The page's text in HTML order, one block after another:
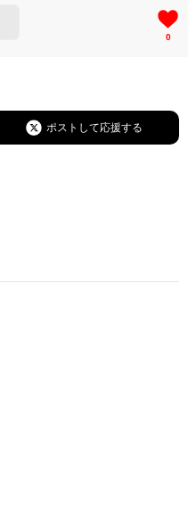
0
ポストして応援する